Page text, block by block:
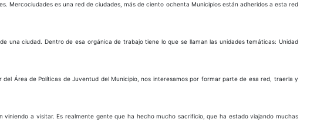
Mercociudades es una red de ciudades, más de ciento ochenta Municipios están adheridos a esta red
ciudad. Dentro de esa orgánica de trabajo tiene lo que se llaman las unidades temáticas: Unidad
Área de Políticas de Juventud del Municipio, nos interesamos por formar parte de esa red, traerla y
a visitar. Es realmente gente que ha hecho mucho sacrificio, que ha estado viajando muchas